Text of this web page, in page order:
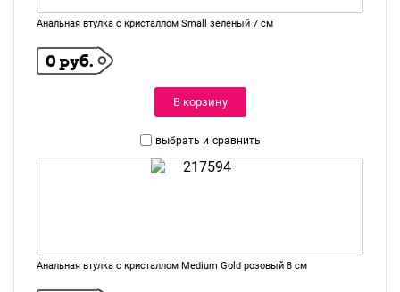
Анальная втулка с кристаллом Small зеленый 7 см
0 руб.
В корзину
выбрать и сравнить
Анальная втулка с кристаллом Medium Gold розовый 8 см